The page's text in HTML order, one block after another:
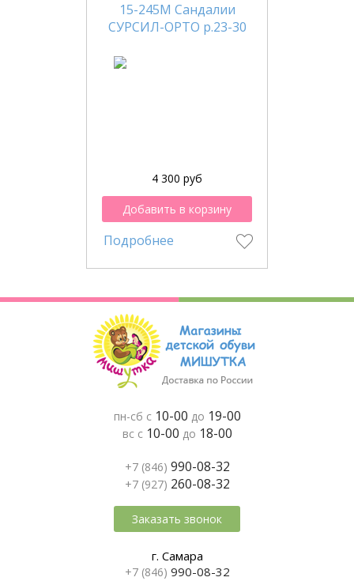
15-245М Сандалии
СУРСИЛ-ОРТО р.23-30
4 300 руб
Добавить в корзину
Подробнее
пн-сб с 10-00 до 19-00
вс с 10-00 до 18-00
+7 (846) 990-08-32
+7 (927) 260-08-32
Заказать звонок
г. Самара
+7 (846) 990-08-32